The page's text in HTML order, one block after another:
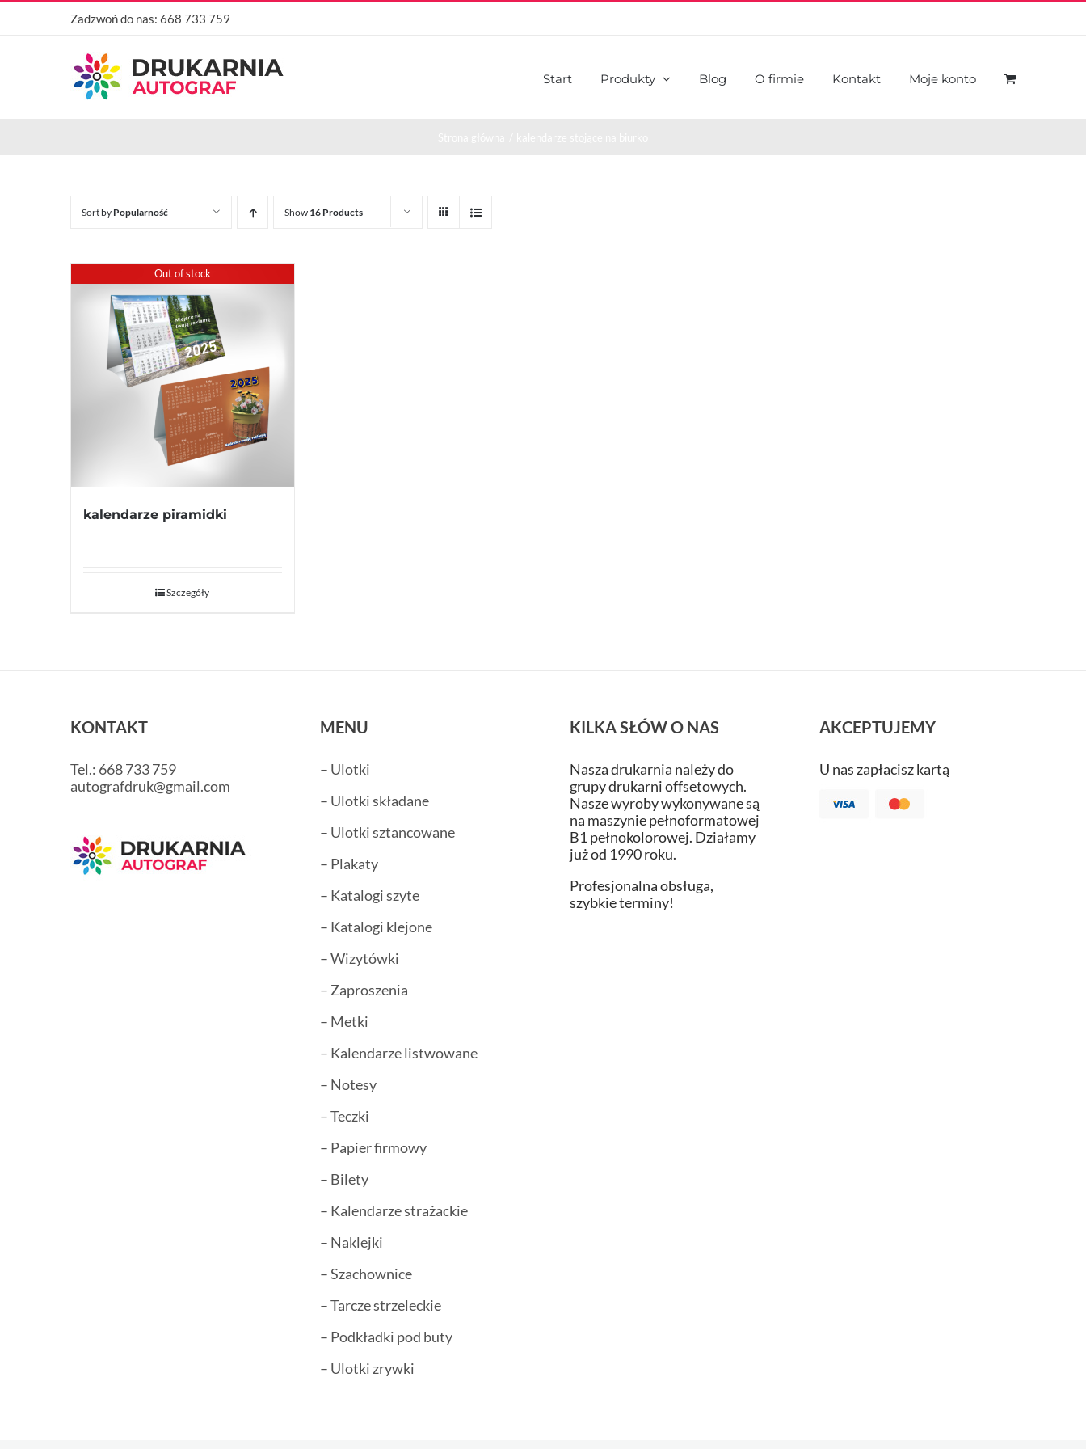
Przejdź
Zadzwoń do nas: 668 733 759
Start Produkty Blog O firmie Kontakt Moje konto
Sort by Popularność Show 16 Products
Out of stock
kalendarze piramidki
Szczegóły
KONTAKT
Tel.: 668 733 759
autografdruk@gmail.com
MENU
– Ulotki
– Ulotki składane
– Ulotki sztancowane
– Plakaty
– Katalogi szyte
– Katalogi klejone
– Wizytówki
– Zaproszenia
– Metki
– Kalendarze listwowane
– Notesy
– Teczki
– Papier firmowy
– Bilety
– Kalendarze strażackie
– Naklejki
– Szachownice
– Tarcze strzeleckie
– Podkładki pod buty
– Ulotki zrywki
KILKA SŁÓW O NAS
Nasza drukarnia należy do
grupy drukarni offsetowych.
Nasze wyroby wykonywane są
na maszynie pełnoformatowej
B1 pełnokolorowej. Działamy
już od 1990 roku.
Profesjonalna obsługa,
szybkie terminy!
AKCEPTUJEMY
U nas zapłacisz kartą